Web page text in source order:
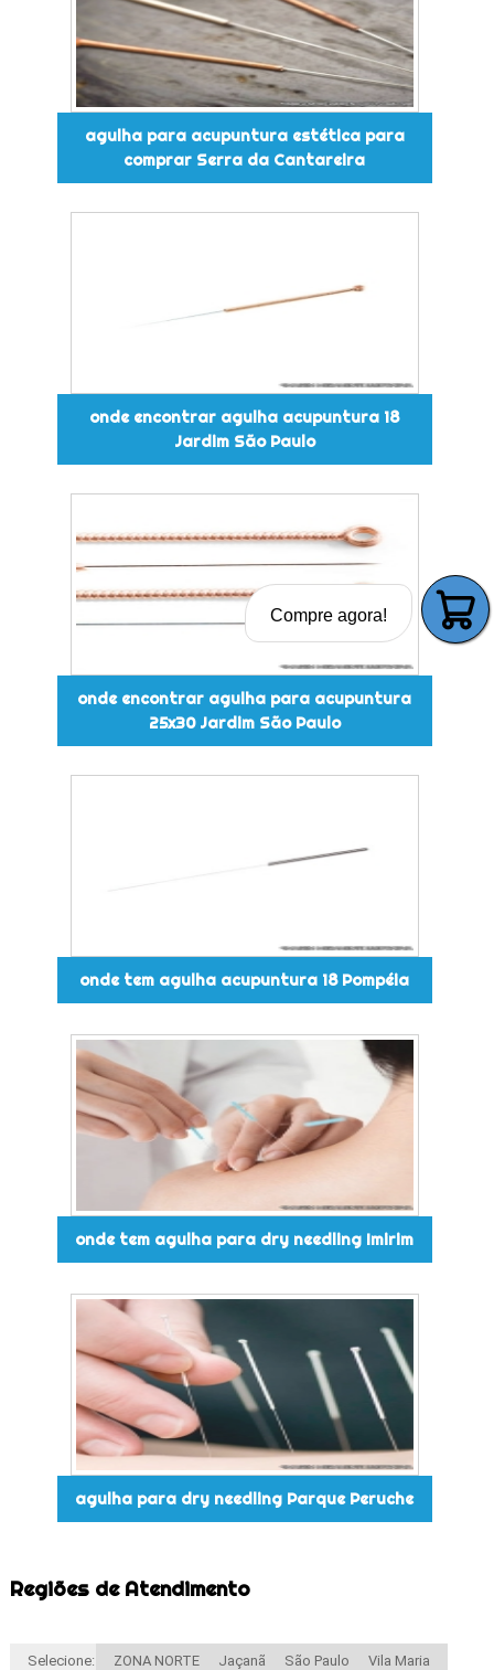
agulha para acupuntura estética para
comprar Serra da Cantareira
onde encontrar agulha acupuntura 18
Jardim São Paulo
onde encontrar agulha para acupuntura
25x30 Jardim São Paulo
onde tem agulha acupuntura 18 Pompéia
onde tem agulha para dry needling Imirim
agulha para dry needling Parque Peruche
Regiões de Atendimento
Selecione: ZONA NORTE Jaçanã São Paulo Vila Maria
Compre agora!